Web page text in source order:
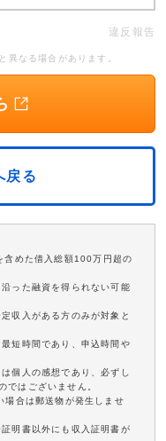
違反報告
異なる場合があります。
戻る
含めた借入総額100万円超の
った融資を得られない可能
収入がある方のみが対象と
短時間であり、申込時間や
個人の感想であり、必ずし
ではございません。
場合は郵送物が発生しませ
明書以外にも収入証明書が